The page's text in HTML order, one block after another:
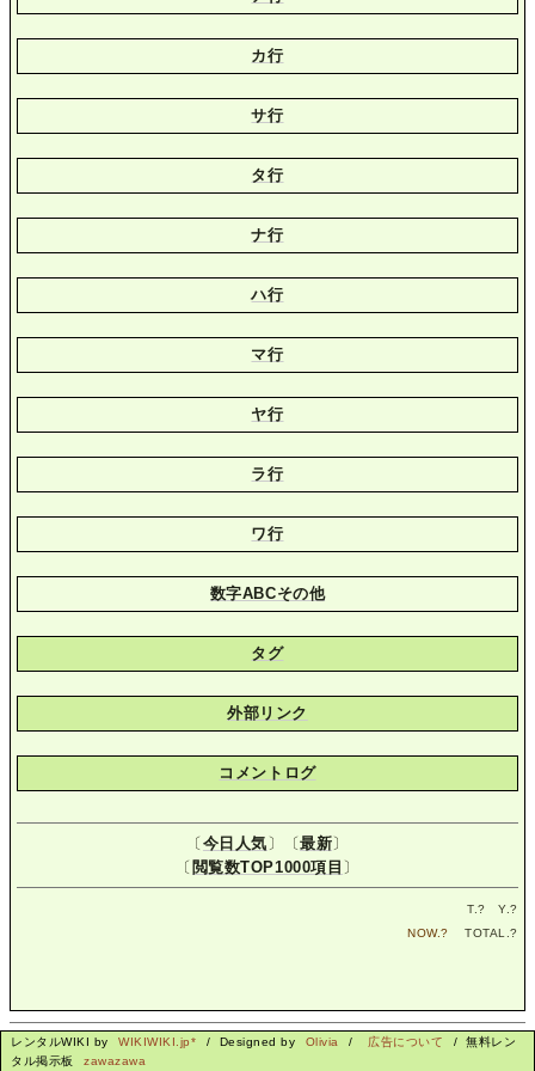
カ行
サ行
タ行
ナ行
ハ行
マ行
ヤ行
ラ行
ワ行
数字ABCその他
タグ
外部リンク
コメントログ
〔 今日人気 〕〔最新〕
〔 閲覧数TOP1000項目 〕
T.? Y.?
NOW.? TOTAL.?
レンタルWIKI by WIKIWIKI.jp* / Designed by Olivia / 広告について
/ 無料レン
タル掲示板
zawazawa